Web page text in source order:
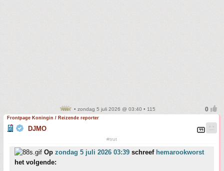
• zondag 5 juli 2026 @ 03:40 • 115
Frontpage Koningin / Reizende reporter
DJMO
#trut
Op zondag 5 juli 2026 03:39 schreef hemarookworst
het volgende: